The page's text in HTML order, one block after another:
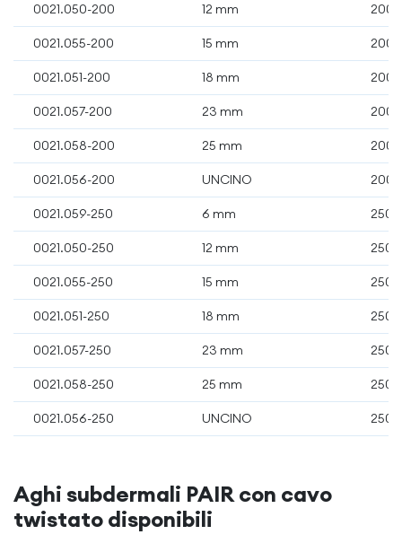
0021.050-200 12 mm 200
0021.055-200 15 mm 200
0021.051-200 18 mm 200
0021.057-200 23 mm 200
0021.058-200 25 mm 200
0021.056-200 UNCINO 200
0021.059-250 6 mm 250
0021.050-250 12 mm 250
0021.055-250 15 mm 250
0021.051-250 18 mm 250
0021.057-250 23 mm 250
0021.058-250 25 mm 250
0021.056-250 UNCINO 250
Aghi subdermali PAIR con cavo
twistato disponibili